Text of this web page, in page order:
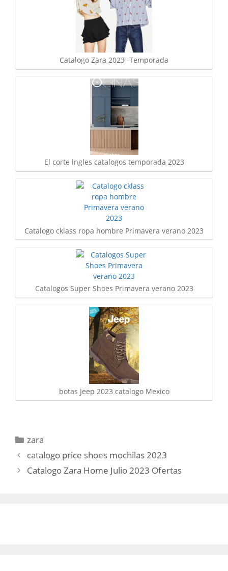
Catalogo Zara 2023 -Temporada
El corte ingles catalogos temporada 2023
Catalogo cklass ropa hombre Primavera verano 2023
Catalogos Super Shoes Primavera verano 2023
botas Jeep 2023 catalogo Mexico
Categorías
zara
catalogo price shoes mochilas 2023
Catalogo Zara Home Julio 2023 Ofertas